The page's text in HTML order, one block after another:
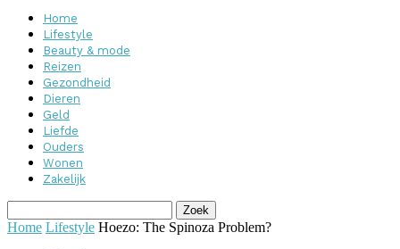
Home
Lifestyle
Beauty & mode
Reizen
Gezondheid
Dieren
Geld
Liefde
Ouders
Wonen
Zakelijk
Home Lifestyle Hoezo: The Spinoza Problem?